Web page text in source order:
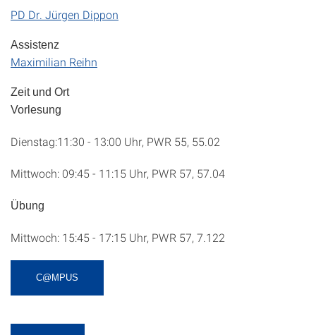
PD Dr. Jürgen Dippon
Assistenz
Maximilian Reihn
Zeit und Ort
Vorlesung
Dienstag:11:30 - 13:00 Uhr, PWR 55, 55.02
Mittwoch: 09:45 - 11:15 Uhr, PWR 57, 57.04
Übung
Mittwoch: 15:45 - 17:15 Uhr, PWR 57, 7.122
C@MPUS